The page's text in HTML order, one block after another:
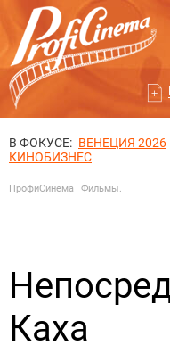
В ФОКУСЕ: ВЕНЕЦИЯ 2026
КИНОБИЗНЕС
ПрофиСинема Фильмы.
Каха